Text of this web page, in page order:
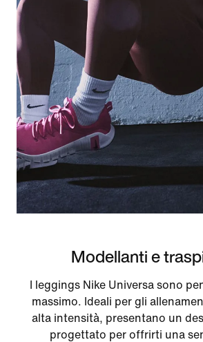
Modellanti e
I leggings Nike Universa sono
massimo. Ideali per gli
alta intensità, presentano un
progettato per offrirti una